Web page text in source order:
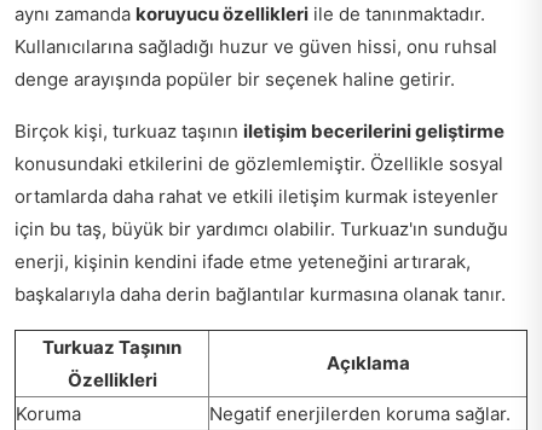
aynı zamanda koruyucu özellikleri ile de tanınmaktadır.
Kullanıcılarına sağladığı huzur ve güven hissi, onu ruhsal
denge arayışında popüler bir seçenek haline getirir.
Birçok kişi, turkuaz taşının iletişim becerilerini geliştirme
konusundaki etkilerini de gözlemlemiştir. Özellikle sosyal
ortamlarda daha rahat ve etkili iletişim kurmak isteyenler
için bu taş, büyük bir yardımcı olabilir. Turkuaz'ın sunduğu
enerji, kişinin kendini ifade etme yeteneğini artırarak,
başkalarıyla daha derin bağlantılar kurmasına olanak tanır.
Turkuaz Taşının
Özellikleri
Açıklama
Koruma Negatif enerjilerden koruma sağlar.